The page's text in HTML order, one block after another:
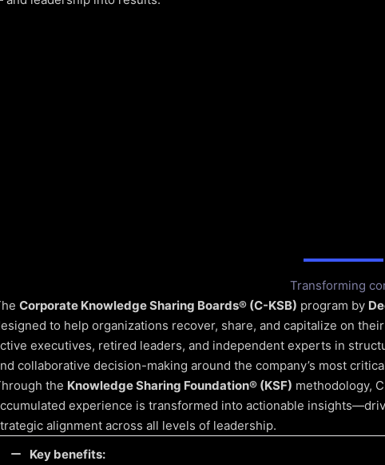
Transforming
Corporate Knowledge Sharing Boards® (C-KSB) program by
to help organizations recover, share, and capitalize on
executives, retired leaders, and independent experts in
collaborative decision-making around the company’s most
the Knowledge Sharing Foundation® (KSF) methodology,
experience is transformed into actionable
alignment across all levels of leadership.
Key benefits: